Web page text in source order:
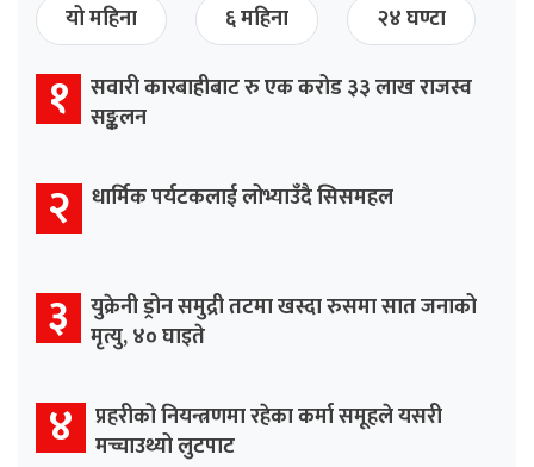
यो महिना
६ महिना २४ घण्टा
१
सवारी कारबाहीबाट रु एक करोड ३३ लाख राजस्व
सङ्कलन
२ धार्मिक पर्यटकलाई लोभ्याउँदै सिसमहल
३
युक्रेनी ड्रोन समुद्री तटमा खस्दा रुसमा सात जनाको
मृत्यु, ४० घाइते
४
प्रहरीको नियन्त्रणमा रहेका कर्मा समूहले यसरी
मच्चाउथ्यो लुटपाट